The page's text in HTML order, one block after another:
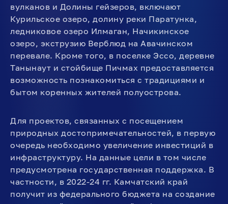
вулканов и Долины гейзеров, включают
Курильское озеро, долину реки Паратунка,
ледниковое озеро Илмаган, Начикинское
озеро, экструзию Верблюд на Авачинском
перевале. Кроме того, в поселке Эссо, деревне
Танынаут и стойбище Пичмах предоставляется
возможность познакомиться с традициями и
бытом коренных жителей полуострова.
Для проектов, связанных с посещением
природных достопримечательностей, в первую
очередь необходимо увеличение инвестиций в
инфраструктуру. На данные цели в том числе
предусмотрена государственная поддержка. В
частности, в 2022-24 гг. Камчатский край
получит из федерального бюджета на создание